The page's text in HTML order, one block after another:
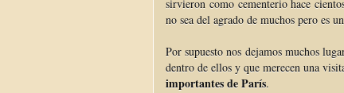
sirvieron como cementerio hace
no sea del agrado de muchos pero es
Por supuesto nos dejamos muchos
dentro de ellos y que merecen una
importantes de París.